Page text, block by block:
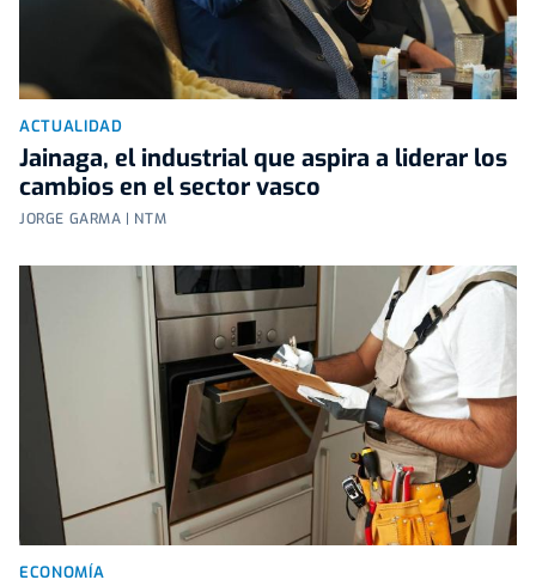
ACTUALIDAD
Jainaga, el industrial que aspira a liderar los
cambios en el sector vasco
JORGE GARMA | NTM
ECONOMÍA